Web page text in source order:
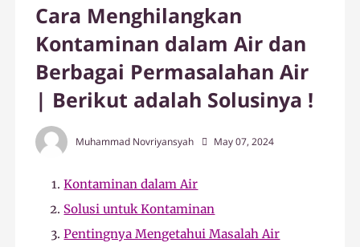
Cara Menghilangkan
Kontaminan dalam Air dan
Berbagai Permasalahan Air
| Berikut adalah Solusinya !
Muhammad Novriyansyah May 07, 2024
Kontaminan dalam Air
Solusi untuk Kontaminan
Pentingnya Mengetahui Masalah Air